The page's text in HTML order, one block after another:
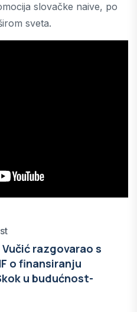
slovačke naive, po
sveta.
razgovarao s
o finansiranju
u budućnost-